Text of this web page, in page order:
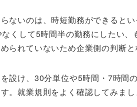
ないのは、時短勤務ができると
くして5時間半の勤務にしたい
られていないため企業側の判断と
設け、30分単位や5時間・7時間
。就業規則をよく確認してみまし